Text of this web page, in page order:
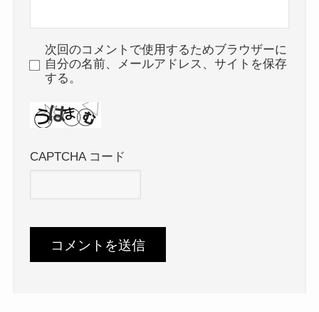
次回のコメントで使用するためブラウザーに
自分の名前、メールアドレス、サイトを保存
する。
CAPTCHA コード